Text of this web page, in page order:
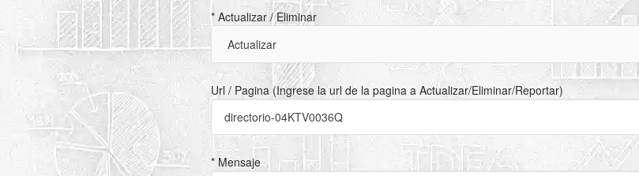
* Actualizar / Eliminar
Url / Pagina (Ingrese la url de la pagina a Actualizar/Eliminar/Reportar)
* Mensaje